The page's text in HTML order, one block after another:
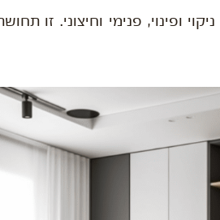
ופינוי, פנימי וחיצוני. זו